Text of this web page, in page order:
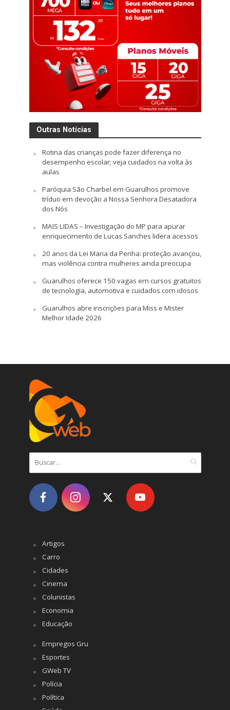
Outras Notícias
Rotina das crianças pode fazer diferença no
desempenho escolar; veja cuidados na volta às
aulas
Paróquia São Charbel em Guarulhos promove
tríduo em devoção a Nossa Senhora Desatadora
dos Nós
MAIS LIDAS – Investigação do MP para apurar
enriquecimento de Lucas Sanches lidera acessos
20 anos da Lei Maria da Penha: proteção avançou,
mas violência contra mulheres ainda preocupa
Guarulhos oferece 150 vagas em cursos gratuitos
de tecnologia, automotiva e cuidados com idosos
Guarulhos abre inscrições para Miss e Mister
Melhor Idade 2026
Artigos
Carro
Cidades
Cinema
Colunistas
Economia
Educação
Empregos Gru
Esportes
GWeb TV
Polícia
Política